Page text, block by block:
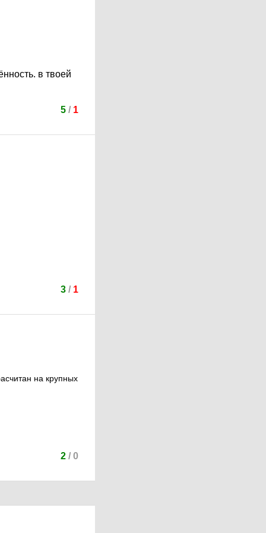
в твоей
5/ 1
3/ 1
на крупных
2/ 0